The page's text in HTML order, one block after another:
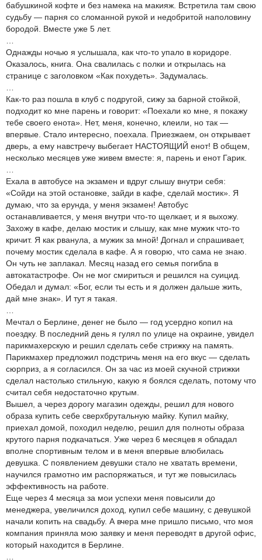
бабушкиной кофте и без намека на макияж. Встретила там свою
судьбу — парня со сломанной рукой и недобритой наполовину
бородой. Вместе уже 5 лет.
Однажды ночью я услышала, как что-то упало в коридоре.
Оказалось, книга. Она свалилась с полки и открылась на
странице с заголовком «Как похудеть». Задумалась.
Как-то раз пошла в клуб с подругой, сижу за барной стойкой,
подходит ко мне парень и говорит: «Поехали ко мне, я покажу
тебе своего енота». Нет, меня, конечно, клеили, но так —
впервые. Стало интересно, поехала. Приезжаем, он открывает
дверь, а ему навстречу выбегает НАСТОЯЩИЙ енот! В общем,
несколько месяцев уже живем вместе: я, парень и енот Гарик.
Ехала в автобусе на экзамен и вдруг слышу внутри себя:
«Сойди на этой остановке, зайди в кафе, сделай мостик». Я
думаю, что за ерунда, у меня экзамен! Автобус
останавливается, у меня внутри что-то щелкает, и я выхожу.
Захожу в кафе, делаю мостик и слышу, как мне мужик что-то
кричит. Я как рванула, а мужик за мной! Догнал и спрашивает,
почему мостик сделала в кафе. А я говорю, что сама не знаю.
Он чуть не заплакал. Месяц назад его семья погибла в
автокатастрофе. Он не мог смириться и решился на суицид.
Обедал и думал: «Бог, если ты есть и я должен дальше жить,
дай мне знак». И тут я такая.
Мечтал о Берлине, денег не было — год усердно копил на
поездку. В последний день я гулял по улице на окраине, увидел
парикмахерскую и решил сделать себе стрижку на память.
Парикмахер предложил подстричь меня на его вкус — сделать
сюрприз, а я согласился. Он за час из моей скучной стрижки
сделал настолько стильную, какую я боялся сделать, потому что
считал себя недостаточно крутым.
Вышел, а через дорогу магазин одежды, решил для нового
образа купить себе сверхбрутальную майку. Купил майку,
приехал домой, походил неделю, решил для полноты образа
крутого парня подкачаться. Уже через 6 месяцев я обладал
вполне спортивным телом и в меня впервые влюбилась
девушка. С появлением девушки стало не хватать времени,
научился грамотно им распоряжаться, и тут же повысилась
эффективность на работе.
Еще через 4 месяца за мои успехи меня повысили до
менеджера, увеличился доход, купил себе машину, с девушкой
начали копить на свадьбу. А вчера мне пришло письмо, что моя
компания приняла мою заявку и меня переводят в другой офис,
который находится в Берлине.